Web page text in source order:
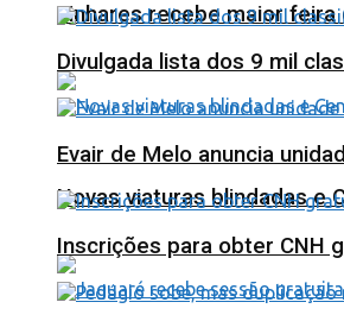
Linhares recebe maior
Novas viaturas blindadas e
Divulgada lista dos 9 mil
Evair de Melo anuncia
Inscrições para obter CNH